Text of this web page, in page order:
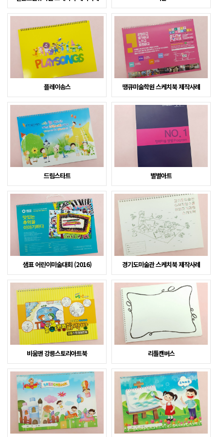
플레이송스 땡큐미술학원 스케치북 제작사례
드림스타트 별별아트
샘표 어린이미술대회 (2016) 경기도미술관 스케치북 제작사례
비움앤 강릉스토리아트북 리틀캔버스